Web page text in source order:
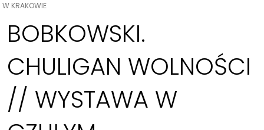
W KRAKOWIE
BOBKOWSKI.
CHULIGAN WOLNOŚCI
// WYSTAWA W